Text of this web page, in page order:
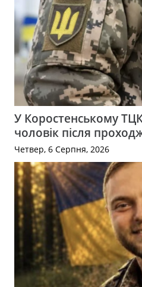
У Коростенському
чоловік після
Четвер, 6 Серпня, 2026